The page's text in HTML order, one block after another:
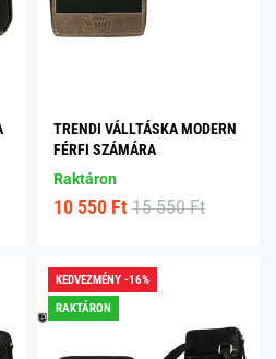
TRENDI VÁLLTÁSKA MODERN
FÉRFI SZÁMÁRA
Raktáron
10 550 Ft 15 550 Ft
KEDVEZMÉNY -16%
RAKTÁRON